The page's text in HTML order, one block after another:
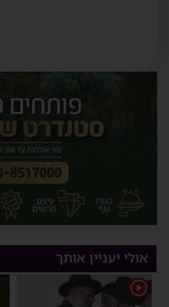
אולי יעניין אותך
1